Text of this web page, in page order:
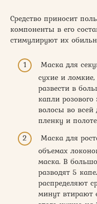
Средство приносит
компоненты в его
стимулируют их
Маска для
сухие и
развести в
капли
волосы во
пленку и
Маска для
объемах
маска. В
разводят 5
распределяют
минут втирают